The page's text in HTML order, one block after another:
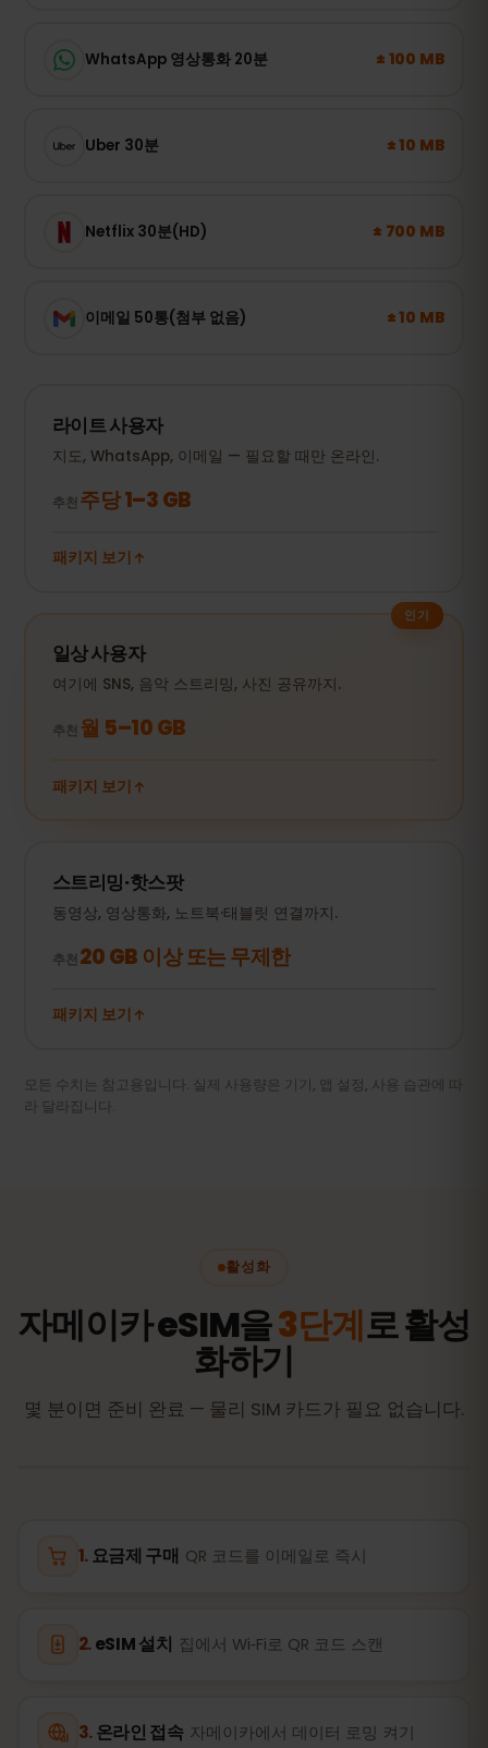
WhatsApp 영상통화 20분 ± 100 MB
Uber 30분 ± 10 MB
Netflix 30분(HD) ± 700 MB
이메일 50통(첨부 없음) ± 10 MB
라이트 사용자
지도, WhatsApp, 이메일 — 필요할 때만 온라인.
추천 주당 1–3 GB
패키지 보기
인기
일상 사용자
여기에 SNS, 음악 스트리밍, 사진 공유까지.
추천 월 5–10 GB
패키지 보기
스트리밍·핫스팟
동영상, 영상통화, 노트북·태블릿 연결까지.
추천 20 GB 이상 또는 무제한
패키지 보기
모든 수치는 참고용입니다. 실제 사용량은 기기, 앱 설정, 사용 습관에 따
라 달라집니다.
활성화
자메이카 eSIM을3단계로 활성
화하기
몇 분이면 준비 완료 — 물리 SIM 카드가 필요 없습니다.
요금제 구매 QR 코드를 이메일로 즉시
eSIM 설치 집에서 Wi‑Fi로 QR 코드 스캔
온라인 접속 자메이카에서 데이터 로밍 켜기